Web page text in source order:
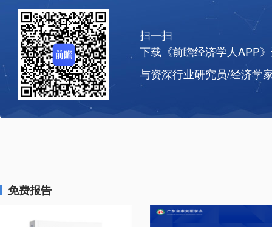
扫一扫
下载《前瞻经济学人APP
与资深行业研究员/经济学
免费报告